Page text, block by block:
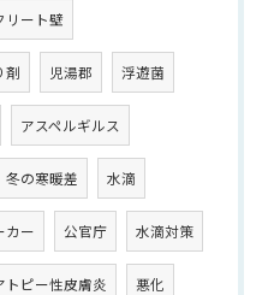
リート壁
剤 児湯郡 浮遊菌
アスペルギルス
冬の寒暖差 水滴
カー 公官庁 水滴対策
トピー性皮膚炎 悪化